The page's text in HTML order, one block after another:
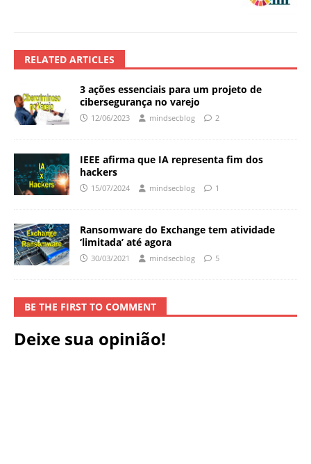
RELATED ARTICLES
3 ações essenciais para um projeto de
cibersegurança no varejo
12/06/2023 mindsecblog 2
IEEE afirma que IA representa fim dos
hackers
15/07/2024 mindsecblog 1
Ransomware do Exchange tem atividade
‘limitada’ até agora
30/03/2021 mindsecblog 5
BE THE FIRST TO COMMENT
Deixe sua opinião!